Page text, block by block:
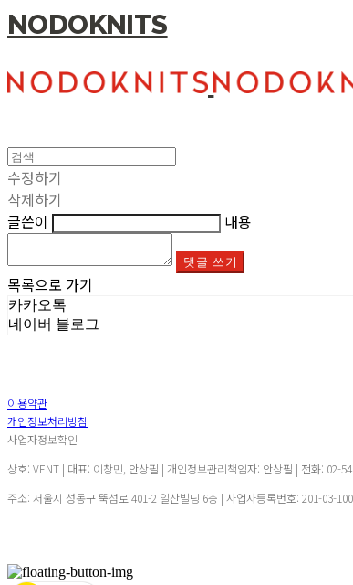
NODOKNITS
수정하기
삭제하기
글쓴이
내용
댓글 쓰기
목록으로 가기
카카오톡
네이버 블로그
이용약관
개인정보처리방침
사업자정보확인
상호: VENT | 대표: 이창민, 안상필 | 개인정보관리책임자: 안상필 | 전화: 02-
주소: 서울시 성동구 뚝섬로 401-2 일산빌딩 6층 | 사업자등록번호: 201-03-